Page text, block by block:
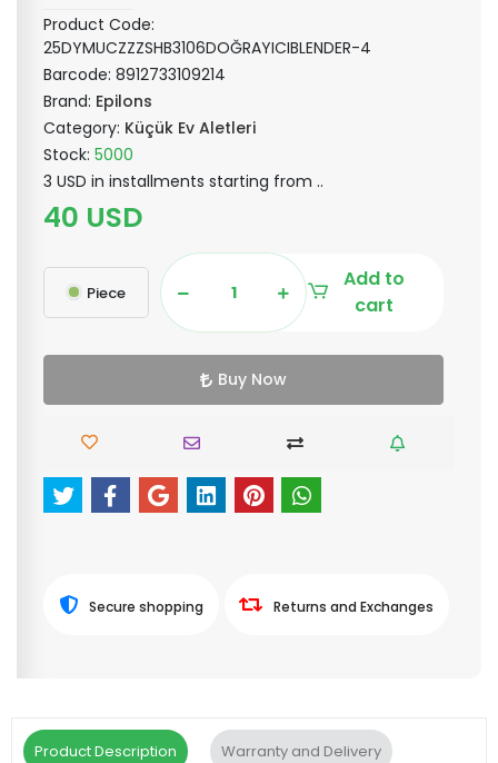
Product Code:
25DYMUCZZZSHB3106DOĞRAYICIBLENDER-4
Barcode: 8912733109214
Brand: Epilons
Category: Küçük Ev Aletleri
Stock: 5000
3 USD in installments starting from ..
40 USD
Piece
Add to
cart
Buy Now
Secure shopping Returns and Exchanges
Product Description Warranty and Delivery